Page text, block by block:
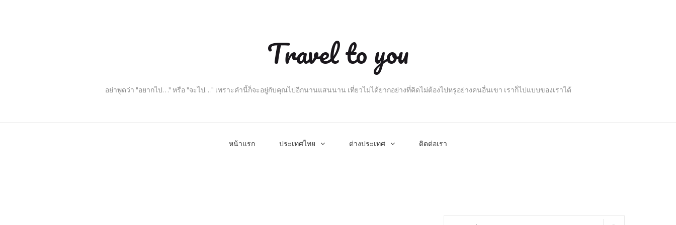
Travel to you
อย่าพูดว่า "อยากไป…" หรือ "จะไป…" เพราะคำนี้ก็จะอยู่กับคุณไปอีกนานแสนนาน เที่ยวไม่ได้ยากอย่างที่คิดไม่ต้องไปหรูอย่างคนอื่นเขา เราก็ไปแบบของเราได้
หน้าแรก ประเทศไทย ต่างประเทศ ติดต่อเรา